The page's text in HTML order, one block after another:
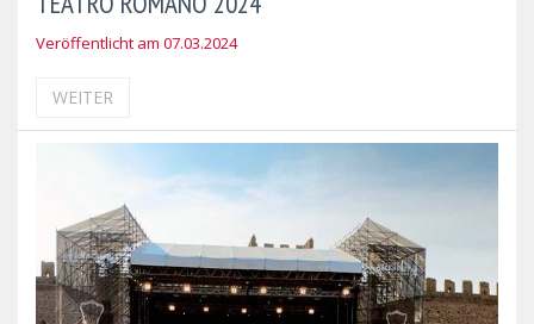
Veröffentlicht am 07.03.2024
WEITER